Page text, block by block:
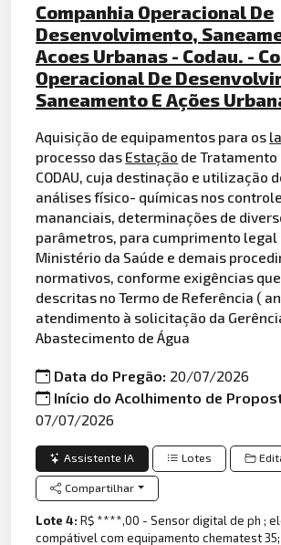
Companhia Operacional De
Desenvolvimento,
Acoes Urbanas - Codau. -
Operacional De
Saneamento E Ações
Aquisição de equipamentos para os
processo das Estação de Tratamento
CODAU, cuja destinação e utilização
análises físico- químicas nos
mananciais, determinações de
parâmetros, para cumprimento legal
Ministério da Saúde e demais
normativos, conforme exigências
descritas no Termo de Referência (
atendimento à solicitação da
Abastecimento de Água
Data do Pregão: 20/07/2026
Início do Acolhimento de
07/07/2026
Assistente IA Lotes
Compartilhar
Lote 4:R$ ****,00 - Sensor digital de ph ;
compátivel com equipamento chematest